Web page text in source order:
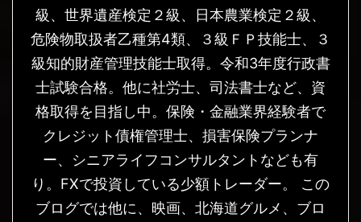
級、世界遺産検定２級、日本農業検定２級、
危険物取扱者乙種第4類、３級ＦＰ技能士、３
級知的財産管理技能士取得。令和3年度行政書
士試験合格。他に社労士、司法書士など、資
格取得を目指し中。保険・金融業界経験者で
クレジット債権管理士、損害保険プランナ
ー、シニアライフコンサルタントなども有
り。FXで投資している少額トレーダー。 この
ブログでは他に、映画、北海道グルメ、ブロ